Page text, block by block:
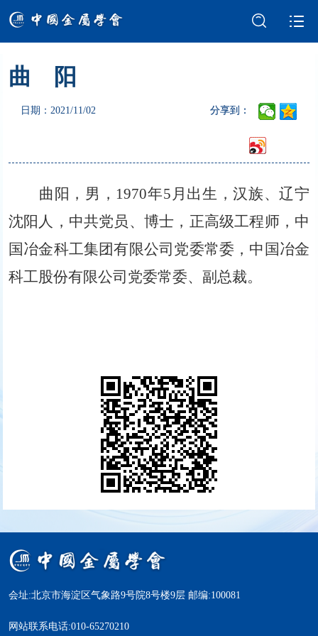
学会介绍
国际交流 党建强会
成果评价 科普园地
曲 阳
日期：2021/11/02 分享到：
曲阳，男，1970年5月出生，汉族、辽宁
沈阳人，中共党员、博士，正高级工程师，中
国冶金科工集团有限公司党委常委，中国冶金
科工股份有限公司党委常委、副总裁。
会址:北京市海淀区气象路9号院8号楼9层 邮编:100081
网站联系电话:010-65270210